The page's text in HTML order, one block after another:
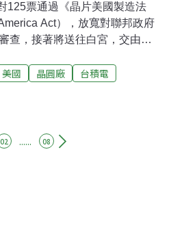
125票通過《晶片美國製造法
Act），放寬對聯邦政府
查，接著將送往白宮，交由總
24日）透露，總統拜登（Joe
2022年通過《晶片法案》
完成環境審查，然後才能獲得
美國 晶圓廠
台積電
02 ...... 08